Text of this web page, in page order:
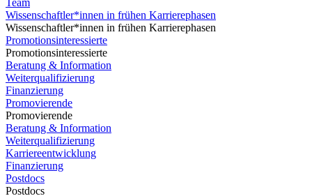
Team
Wissenschaftler*innen in frühen Karrierephasen
Wissenschaftler*innen in frühen Karrierephasen
Promotionsinteressierte
Promotionsinteressierte
Beratung & Information
Weiterqualifizierung
Finanzierung
Promovierende
Promovierende
Beratung & Information
Weiterqualifizierung
Karriereentwicklung
Finanzierung
Postdocs
Postdocs